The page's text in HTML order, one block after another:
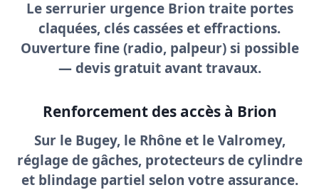
Le serrurier urgence Brion traite portes
claquées, clés cassées et effractions.
Ouverture fine (radio, palpeur) si possible
—devis gratuitavant travaux.
Renforcement des accès à Brion
Sur le Bugey, le Rhône et le Valromey,
réglage de gâches, protecteurs de cylindre
et blindage partiel selon votre assurance.